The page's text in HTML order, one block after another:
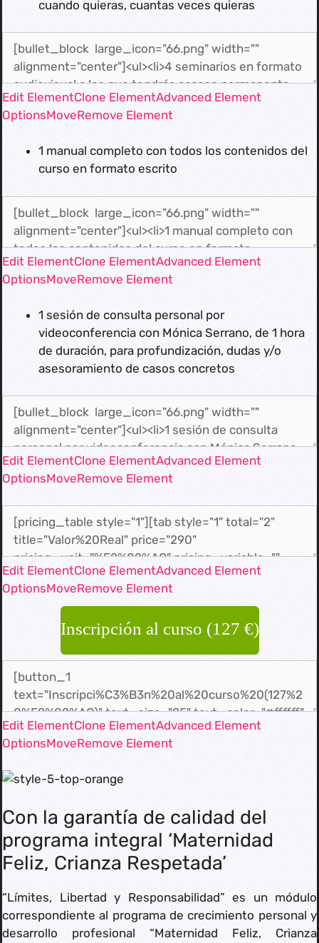
cuando quieras, cuantas veces quieras
Edit ElementClone ElementAdvanced Element
OptionsMoveRemove Element
1 manual completo con todos los contenidos del
curso en formato escrito
Edit ElementClone ElementAdvanced Element
OptionsMoveRemove Element
1 sesión de consulta personal por
videoconferencia con Mónica Serrano, de 1 hora
de duración, para profundización, dudas y/o
asesoramiento de casos concretos
Edit ElementClone ElementAdvanced Element
OptionsMoveRemove Element
Edit ElementClone ElementAdvanced Element
OptionsMoveRemove Element
Inscripción al curso (127 €)
Edit ElementClone ElementAdvanced Element
OptionsMoveRemove Element
Con la garantía de calidad del
programa integral ‘Maternidad
Feliz, Crianza Respetada’
“Límites, Libertad y Responsabilidad” es un módulo
correspondiente al programa de crecimiento personal y
desarrollo profesional “Maternidad Feliz, Crianza